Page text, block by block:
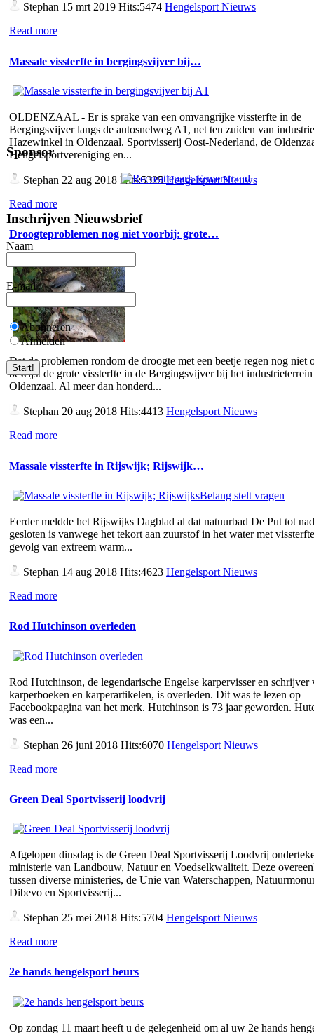
Stephan 15 mrt 2019 Hits:5474 Hengelsport Nieuws
Read more
Massale vissterfte in bergingsvijver bij…
OLDENZAAL - Er is sprake van een omvangrijke vissterfte in de
Bergingsvijver langs de autosnelweg A1, net ten zuiden van
Hazewinkel in Oldenzaal. Sportvisserij Oost-Nederland, de
Hengelsportvereniging en...
Stephan 22 aug 2018 Hits:5325Hengelsport Nieuws
Read more
Droogteproblemen nog niet voorbij: grote…
Dat de problemen rondom de droogte met een beetje regen nog niet
bewijst de grote vissterfte in de Bergingsvijver bij het
Oldenzaal. Al meer dan honderd...
Stephan 20 aug 2018 Hits:4413 Hengelsport Nieuws
Read more
Massale vissterfte in Rijswijk; Rijswijk…
Eerder meldde het Rijswijks Dagblad al dat natuurbad De Put tot
gesloten is vanwege het tekort aan zuurstof in het water met
gevolg van extreem warm...
Stephan 14 aug 2018 Hits:4623 Hengelsport Nieuws
Read more
Rod Hutchinson overleden
Rod Hutchinson, de legendarische Engelse karpervisser en schrijver
karperboeken en karperartikelen, is overleden. Dit was te lezen op
Facebookpagina van het merk. Hutchinson is 73 jaar geworden.
was een...
Stephan 26 juni 2018 Hits:6070 Hengelsport Nieuws
Read more
Green Deal Sportvisserij loodvrij
Afgelopen dinsdag is de Green Deal Sportvisserij Loodvrij
ministerie van Landbouw, Natuur en Voedselkwaliteit. Deze
tussen diverse ministeries, de Unie van Waterschappen,
Dibevo en Sportvisserij...
Stephan 25 mei 2018 Hits:5704 Hengelsport Nieuws
Read more
2e hands hengelsport beurs
Op zondag 11 maart heeft u de gelegenheid om al uw 2e hands
Sponsor
Inschrijven Nieuwsbrief
Naam
E-mail
Abonneren
Afmelden